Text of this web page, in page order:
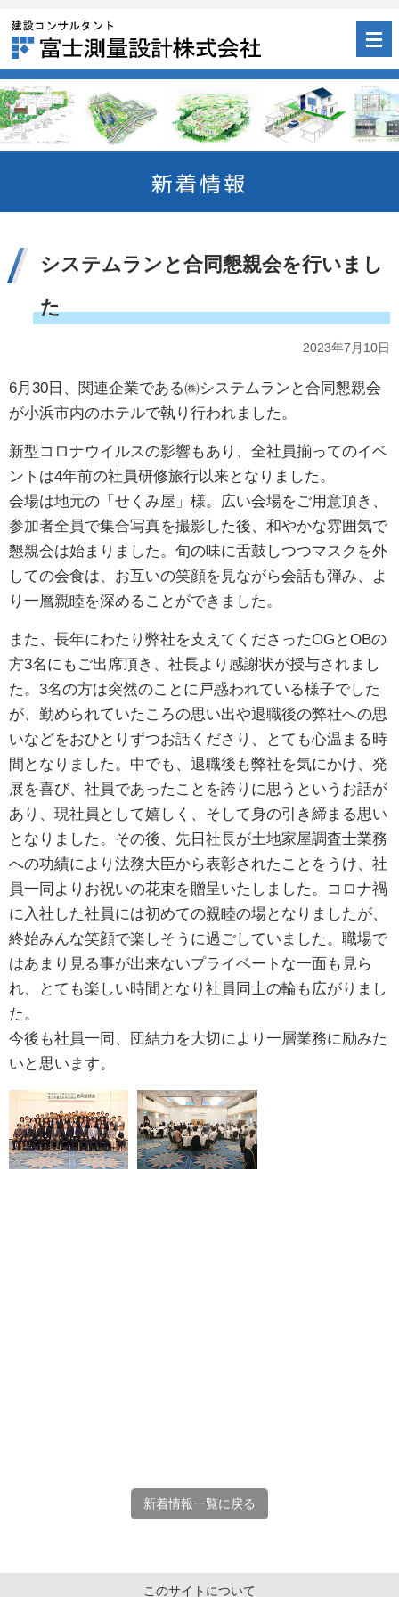
新着情報
システムラ ン と合同懇親会を行い ま し
た
2023年7月10日
6月30日、関連企業である㈱システムランと合同懇親会
が小浜市内のホテルで執り行われました。
新型コロナウイルスの影響もあり、全社員揃ってのイベ
ントは4年前の社員研修旅行以来となりました。
会場は地元の「せくみ屋」様。広い会場をご用意頂き、
参加者全員で集合写真を撮影した後、和やかな雰囲気で
懇親会は始まりました。旬の味に舌鼓しつつマスクを外
しての会食は、お互いの笑顔を見ながら会話も弾み、よ
り一層親睦を深めることができました。
また、長年にわたり弊社を支えてくださったOGとOBの
方3名にもご出席頂き、社長より感謝状が授与されまし
た。3名の方は突然のことに戸惑われている様子でした
が、勤められていたころの思い出や退職後の弊社への思
いなどをおひとりずつお話くださり、とても心温まる時
間となりました。中でも、退職後も弊社を気にかけ、発
展を喜び、社員であったことを誇りに思うというお話が
あり、現社員として嬉しく、そして身の引き締まる思い
となりました。その後、先日社長が土地家屋調査士業務
への功績により法務大臣から表彰されたことをうけ、社
員一同よりお祝いの花束を贈呈いたしました。コロナ禍
に入社した社員には初めての親睦の場となりましたが、
終始みんな笑顔で楽しそうに過ごしていました。職場で
はあまり見る事が出来ないプライベートな一面も見ら
れ、とても楽しい時間となり社員同士の輪も広がりまし
た。
今後も社員一同、団結力を大切により一層業務に励みた
いと思います。
新着情報一覧に戻る
このサイトについて